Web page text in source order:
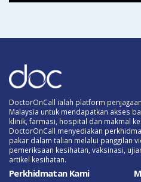
DoctorOnCall ialah platform
Malaysia untuk mendapatkan akses
klinik, farmasi, hospital dan makmal
DoctorOnCall menyediakan
pakar dalam talian melalui panggilan
pemeriksaan kesihatan, vaksinasi,
artikel kesihatan.
Perkhidmatan Kami